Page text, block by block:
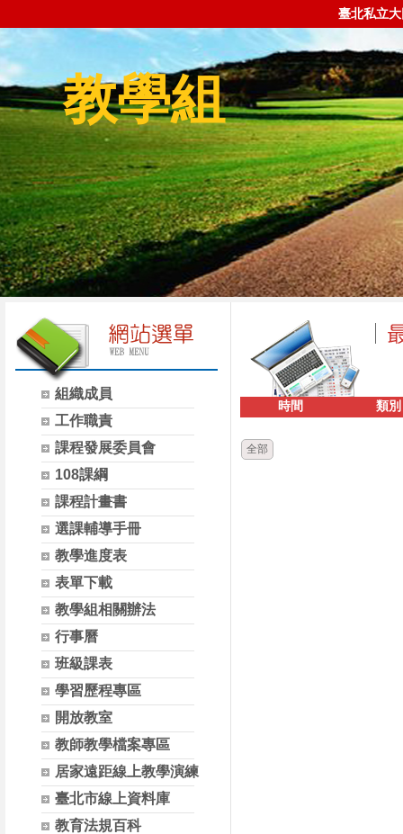
臺北私立
教學組
組織成員
工作職責
課程發展委員會
108課綱
課程計畫書
選課輔導手冊
教學進度表
表單下載
教學組相關辦法
行事曆
班級課表
學習歷程專區
開放教室
教師教學檔案專區
居家遠距線上教學演練
臺北市線上資料庫
教育法規百科
時間 類別
全部